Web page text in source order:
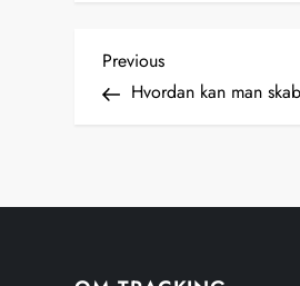
I
Previous
Post
Previous
Hvordan kan man